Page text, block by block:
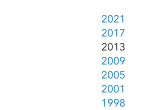
2021
2017
2013
2009
2005
2001
1998